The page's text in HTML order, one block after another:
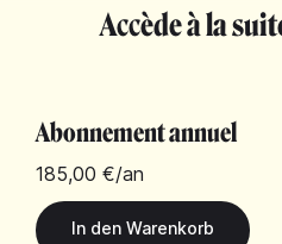
Accède à la
Abonnement annuel
185,00 €/an